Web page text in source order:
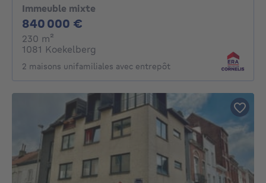
Immeuble mixte
840 000 €
230 m²
1081 Koekelberg
2 maisons unifamiliales avec entrepôt